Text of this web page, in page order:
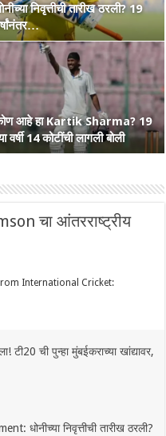
निवृत्तीची तारीख ठरली? 19
आहे हा Kartik Sharma? 19
वर्षी 14 कोटींची लागली बोली
आणखी एक शतकी धमाका! 36 चेंडूत
Retain The Ashes
2026
चा आंतरराष्ट्रीय
International Cricket:
ची पुन्हा मुंबईकराच्या खांद्यावर,
धोनीच्या निवृत्तीची तारीख ठरली?